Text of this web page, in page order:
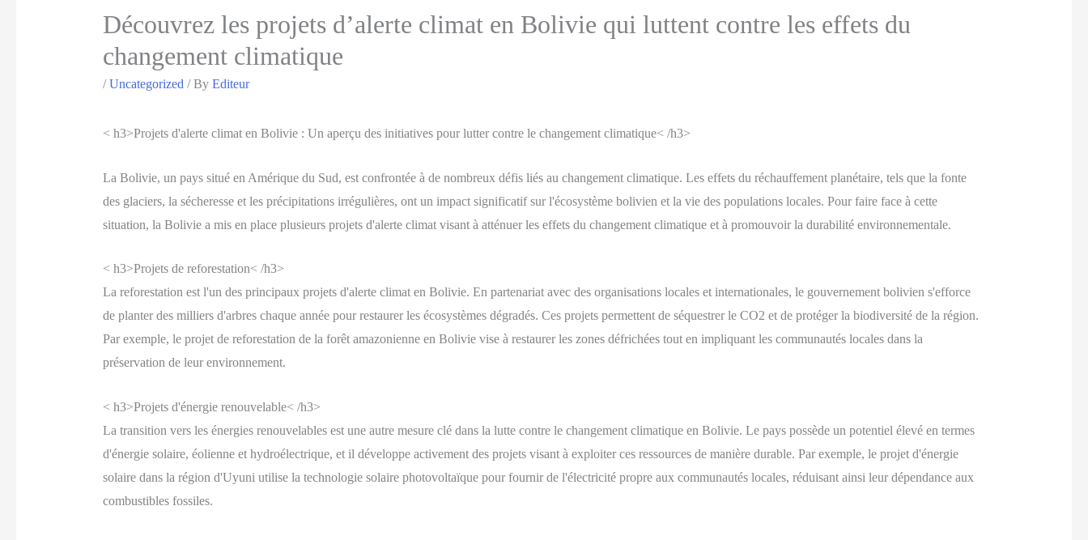
Découvrez les projets d’alerte climat en Bolivie qui luttent contre les effets du
changement climatique
/Uncategorized / By Editeur
< h3>Projets d'alerte climat en Bolivie : Un aperçu des initiatives pour lutter contre le changement climatique< /h3>
La Bolivie, un pays situé en Amérique du Sud, est confrontée à de nombreux défis liés au changement climatique. Les effets du réchauffement planétaire, tels que la fonte
des glaciers, la sécheresse et les précipitations irrégulières, ont un impact significatif sur l'écosystème bolivien et la vie des populations locales. Pour faire face à cette
situation, la Bolivie a mis en place plusieurs projets d'alerte climat visant à atténuer les effets du changement climatique et à promouvoir la durabilité environnementale.
< h3>Projets de reforestation< /h3>
La reforestation est l'un des principaux projets d'alerte climat en Bolivie. En partenariat avec des organisations locales et internationales, le gouvernement bolivien s'efforce
de planter des milliers d'arbres chaque année pour restaurer les écosystèmes dégradés. Ces projets permettent de séquestrer le CO2 et de protéger la biodiversité de la région.
Par exemple, le projet de reforestation de la forêt amazonienne en Bolivie vise à restaurer les zones défrichées tout en impliquant les communautés locales dans la
préservation de leur environnement.
< h3>Projets d'énergie renouvelable< /h3>
La transition vers les énergies renouvelables est une autre mesure clé dans la lutte contre le changement climatique en Bolivie. Le pays possède un potentiel élevé en termes
d'énergie solaire, éolienne et hydroélectrique, et il développe activement des projets visant à exploiter ces ressources de manière durable. Par exemple, le projet d'énergie
solaire dans la région d'Uyuni utilise la technologie solaire photovoltaïque pour fournir de l'électricité propre aux communautés locales, réduisant ainsi leur dépendance aux
combustibles fossiles.